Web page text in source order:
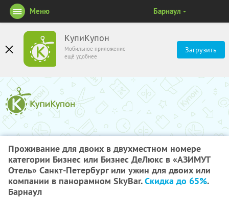
КупиКупон
Мобильное приложение
ещё удобнее
Загрузить
Меню Барнаул
Проживание для двоих в двухместном номере
категории Бизнес или Бизнес ДеЛюкс в «АЗИМУТ
Отель» Санкт-Петербург или ужин для двоих или
компании в панорамном SkyBаr.Скидка до 65%.
Барнаул